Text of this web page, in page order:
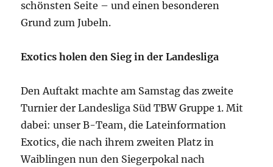
schönsten Seite – und einen besonderen
Grund zum Jubeln.
Exotics holen den Sieg in der Landesliga
Den Auftakt machte am Samstag das zweite
Turnier der Landesliga Süd TBW Gruppe 1. Mit
dabei: unser B-Team, die Lateinformation
Exotics, die nach ihrem zweiten Platz in
Waiblingen nun den Siegerpokal nach